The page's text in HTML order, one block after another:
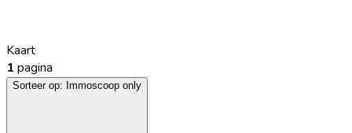
Kaart
1 pagina
Sorteer op: Immoscoop only